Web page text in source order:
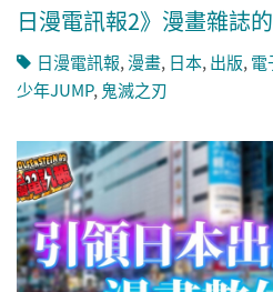
日漫電訊報2》漫畫雜誌
日漫電訊報,漫畫, 日本, 出版, 電
少年JUMP, 鬼滅之刃